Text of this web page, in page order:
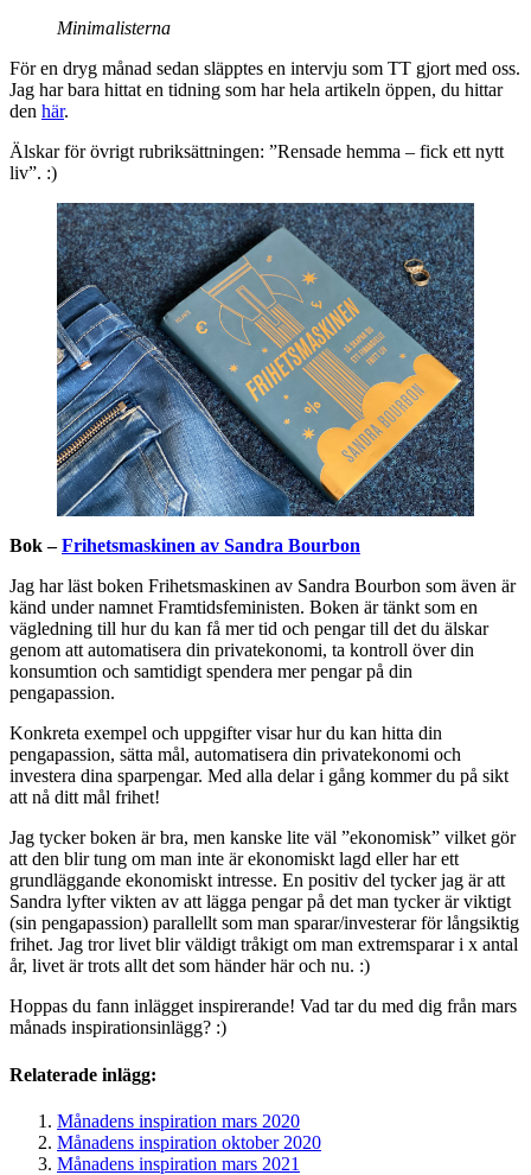
Minimalisterna
För en dryg månad sedan släpptes en intervju som TT gjort med oss.
Jag har bara hittat en tidning som har hela artikeln öppen, du hittar
den här.
Älskar för övrigt rubriksättningen: ”Rensade hemma – fick ett nytt
liv”. :)
Bok –Frihetsmaskinen av Sandra Bourbon
Jag har läst boken Frihetsmaskinen av Sandra Bourbon som även är
känd under namnet Framtidsfeministen. Boken är tänkt som en
vägledning till hur du kan få mer tid och pengar till det du älskar
genom att automatisera din privatekonomi, ta kontroll över din
konsumtion och samtidigt spendera mer pengar på din
pengapassion.
Konkreta exempel och uppgifter visar hur du kan hitta din
pengapassion, sätta mål, automatisera din privatekonomi och
investera dina sparpengar. Med alla delar i gång kommer du på sikt
att nå ditt mål frihet!
Jag tycker boken är bra, men kanske lite väl ”ekonomisk” vilket gör
att den blir tung om man inte är ekonomiskt lagd eller har ett
grundläggande ekonomiskt intresse. En positiv del tycker jag är att
Sandra lyfter vikten av att lägga pengar på det man tycker är viktigt
(sin pengapassion) parallellt som man sparar/investerar för långsiktig
frihet. Jag tror livet blir väldigt tråkigt om man extremsparar i x antal
år, livet är trots allt det som händer här och nu. :)
Hoppas du fann inlägget inspirerande! Vad tar du med dig från mars
månads inspirationsinlägg? :)
Relaterade inlägg:
Månadens inspiration mars 2020
Månadens inspiration oktober 2020
Månadens inspiration mars 2021